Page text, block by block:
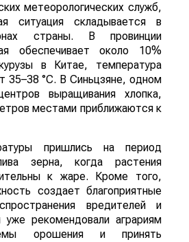
метеорологических служб,
ситуация складывается в
страны. В провинции
обеспечивает около 10%
в Китае, температура
35–38 °C. В Синьцзяне, одном
выращивания хлопка,
местами приближаются к
пришлись на период
зерна, когда растения
к жаре. Кроме того,
создает благоприятные
вредителей и
уже рекомендовали аграриям
орошения и принять